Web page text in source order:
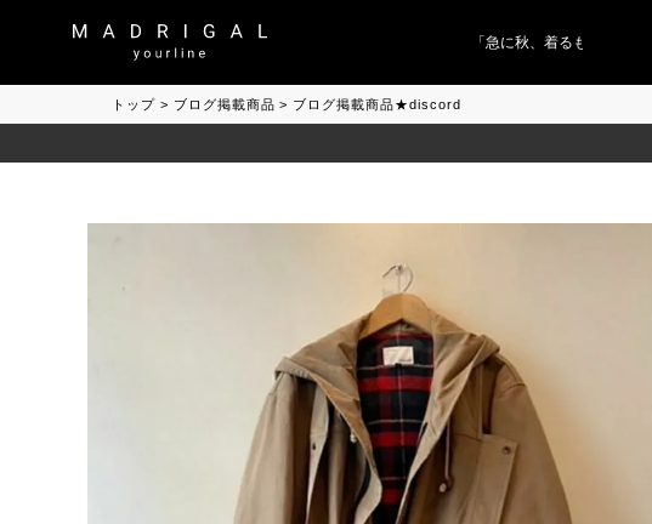
「急に秋、着るものがない」
トップ ブログ掲載商品 ブログ掲載商品★discord